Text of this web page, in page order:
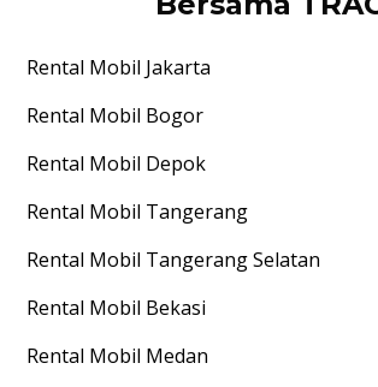
Rental Mobil Jakarta
Rental Mobil Bogor
Rental Mobil Depok
Rental Mobil Tangerang
Rental Mobil Tangerang Selatan
Rental Mobil Bekasi
Rental Mobil Medan